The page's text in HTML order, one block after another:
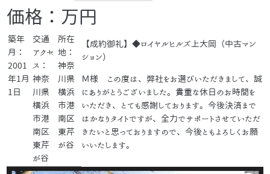
価格：万円
築年
月：
2001
年1月
1日
交通
アクセ
ス：
神奈
川県
横浜
市港
南区
東芹
が谷
所在
地：
神奈
川県
横浜
市港
南区
東芹
が谷
【成約御礼】◆ロイヤルヒルズ上大岡（中古マン
ション）
Ｍ様 この度は、弊社をお選びいただきまして、誠
にありがとうございました。貴重な休日のお時間を
いただき、とても感謝しております。今後決済まで
はかなりタイトですが、全力でサポートさせていただ
きたいと思っておりますので、今後ともよろしくお願
いいたします。